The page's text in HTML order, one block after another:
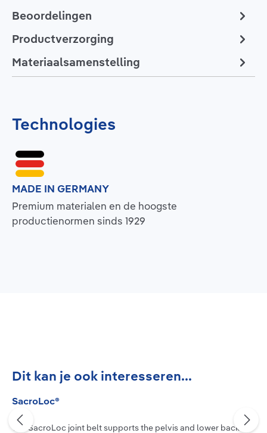
Beoordelingen
Productverzorging
Materiaalsamenstelling
Technologies
MADE IN GERMANY
Premium materialen en de hoogste
productienormen sinds 1929
Productgalerij overslaan
Dit kan je ook interesseren...
SacroLoc®
The SacroLoc joint belt supports the pelvis and lower back to